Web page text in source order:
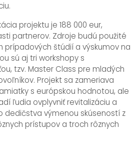
projektu je 188 000 eur,
partnerov. Zdroje budú použité
prípadových štúdií a výskumov na
sú aj tri workshopy s
tzv. Master Class pre mladých
Projekt sa zameriava
s európskou hodnotou, ale
ľudia ovplyvniť revitalizáciu a
dedičstva výmenou skúseností z
prístupov a troch rôznych